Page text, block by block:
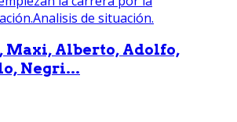
Maxi, Alberto, Adolfo,
Negri...